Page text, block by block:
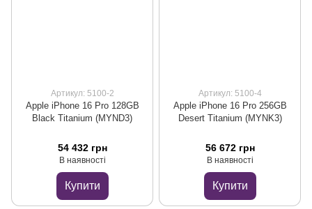
Артикул: 5100-2
Apple iPhone 16 Pro 128GB
Black Titanium (MYND3)
54 432 грн
В наявності
Купити
Артикул: 5100-4
Apple iPhone 16 Pro 256GB
Desert Titanium (MYNK3)
56 672 грн
В наявності
Купити